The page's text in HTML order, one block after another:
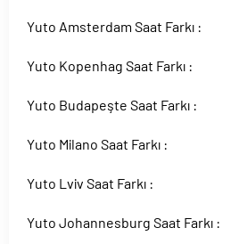
Yuto Amsterdam Saat Farkı :
Yuto Kopenhag Saat Farkı :
Yuto Budapeşte Saat Farkı :
Yuto Milano Saat Farkı :
Yuto Lviv Saat Farkı :
Yuto Johannesburg Saat Farkı :